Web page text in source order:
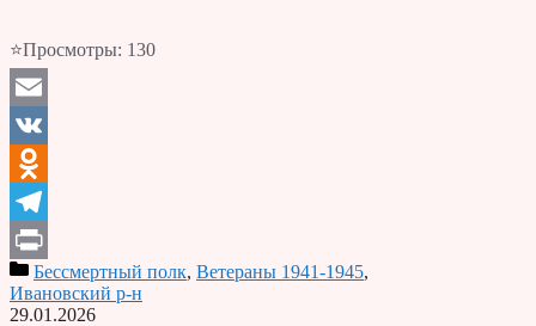
⭐Просмотры: 130
Email
VK
Odnoklassniki
Telegram
PrintБессмертный полк, Ветераны 1941-1945,
Ивановский р-н
29.01.2026